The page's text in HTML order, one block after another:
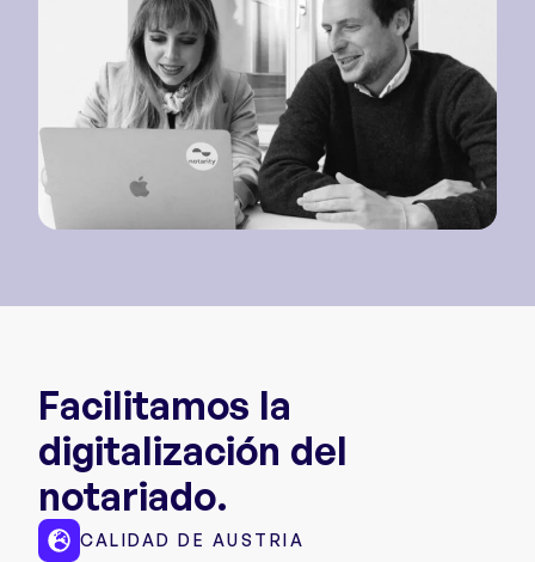
Facilitamos la
digitalización del
notariado.
CALIDAD DE AUSTRIA